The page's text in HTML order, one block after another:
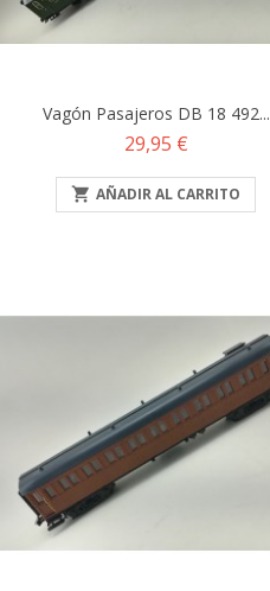
Vagón Pasajeros DB 18 492...
Precio
29,95 €
 AÑADIR AL CARRITO